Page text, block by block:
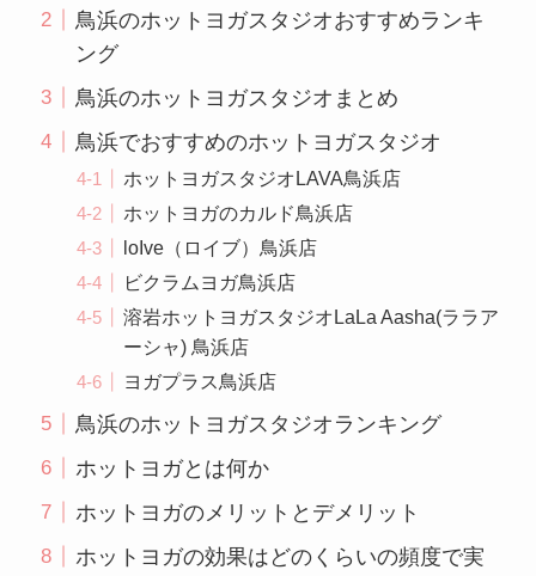
鳥浜のホットヨガスタジオおすすめランキ
ング
鳥浜のホットヨガスタジオまとめ
鳥浜でおすすめのホットヨガスタジオ
ホットヨガスタジオLAVA鳥浜店
ホットヨガのカルド鳥浜店
loIve（ロイブ）鳥浜店
ビクラムヨガ鳥浜店
溶岩ホットヨガスタジオLaLa Aasha(ララア
ーシャ) 鳥浜店
ヨガプラス鳥浜店
鳥浜のホットヨガスタジオランキング
ホットヨガとは何か
ホットヨガのメリットとデメリット
ホットヨガの効果はどのくらいの頻度で実